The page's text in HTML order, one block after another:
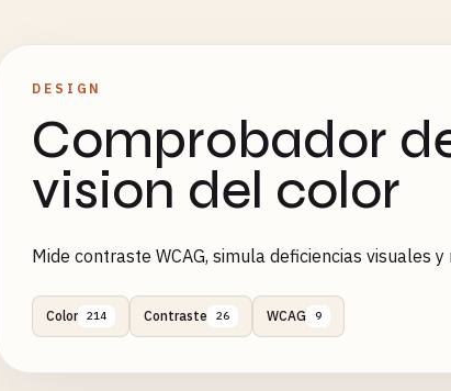
DESIGN
Comprobador
vision del color
Mide contraste WCAG, simula deficiencias visuales
Color 214 Contraste 26 WCAG 9